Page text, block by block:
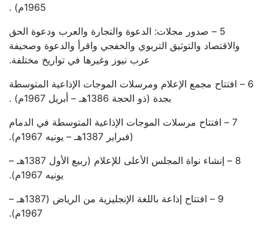
1965م) .
5 – صدور مجلات: الدعوة والتجارة والعرب ودعوة الحق
والاقتصاد والتوثيق التربوي والخفجي واقرأ والدعوة وصحيفة
عرب نيوز وغيرها في تواريخ مختلفة.
6 – افتتاح مجمع الإعلام ومرسلات الموجات الإذاعية المتوسطة
بجدة (ذو الحجة 1386هـ – أبريل 1967م) .
7 – افتتاح مرسلات الموجات الإذاعية المتوسطة في الدمام
(فبراير 1387هـ – يونيه 1967م).
8 – إنشاء نواة المجلس الأعلى للإعلام (ربيع الأول 1387هـ –
يونيه 1967م).
9 – افتتاح إذاعة باللغة الإنجليزية من الرياض (1387هـ –
1967م).